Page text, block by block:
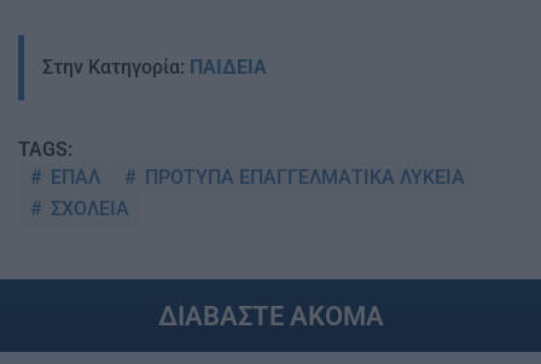
Στην Κατηγορία: ΠΑΙΔΕΙΑ
TAGS:
ΕΠΑΛ
ΠΡΟΤΥΠΑ ΕΠΑΓΓΕΛΜΑΤΙΚΑ ΛΥΚΕΙΑ
ΣΧΟΛΕΙΑ
ΔΙΑΒΑΣΤΕ ΑΚΟΜΑ